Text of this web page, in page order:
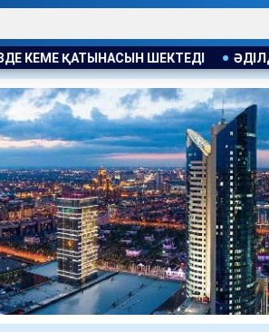
ӘДІЛДІК ПЕН ЖАУАПКЕРШІЛІК ТАРАЗЫСЫ